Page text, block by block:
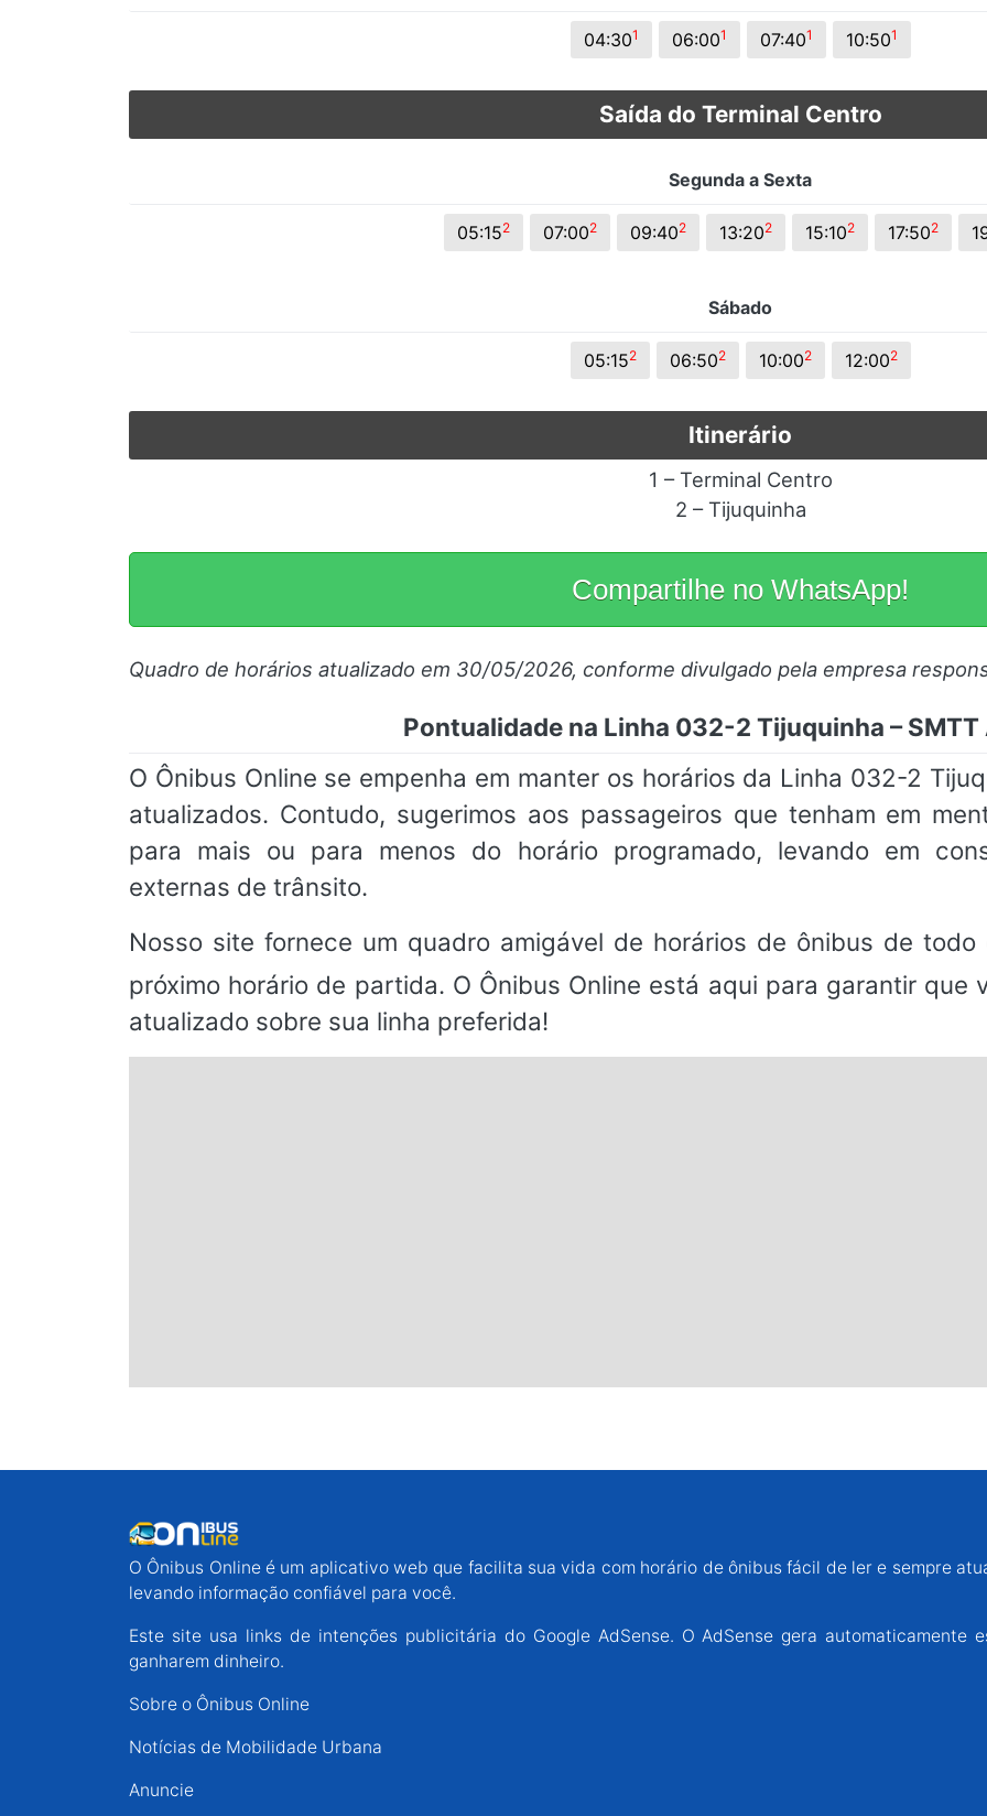
04:301 06:001 07:401 10:501
Saída do Terminal Centro
Segunda a Sexta
05:152 07:002 09:402 13:202 15:102 17:502
Sábado
05:152 06:502 10:002 12:002
Itinerário
1 – Terminal Centro
2 – Tijuquinha
Compartilhe no WhatsApp!
Quadro de horários atualizado em 30/05/2026, conforme divulgado pela empresa
Pontualidade na Linha 032-2 Tijuquinha – SMTT
O Ônibus Online se empenha em manter os horários da Linha 032-2
atualizados. Contudo, sugerimos aos passageiros que tenham em
para mais ou para menos do horário programado, levando em
externas de trânsito.
Nosso site fornece um quadro amigável de horários de ônibus de todo
próximo horário de partida. O Ônibus Online está aqui para garantir que
atualizado sobre sua linha preferida!
O Ônibus Online é um aplicativo web que facilita sua vida com horário de ônibus fácil de ler e sempre
levando informação confiável para você.
Este site usa links de intenções publicitária do Google AdSense. O AdSense gera automaticamente
ganharem dinheiro.
Sobre o Ônibus Online
Notícias de Mobilidade Urbana
Anuncie